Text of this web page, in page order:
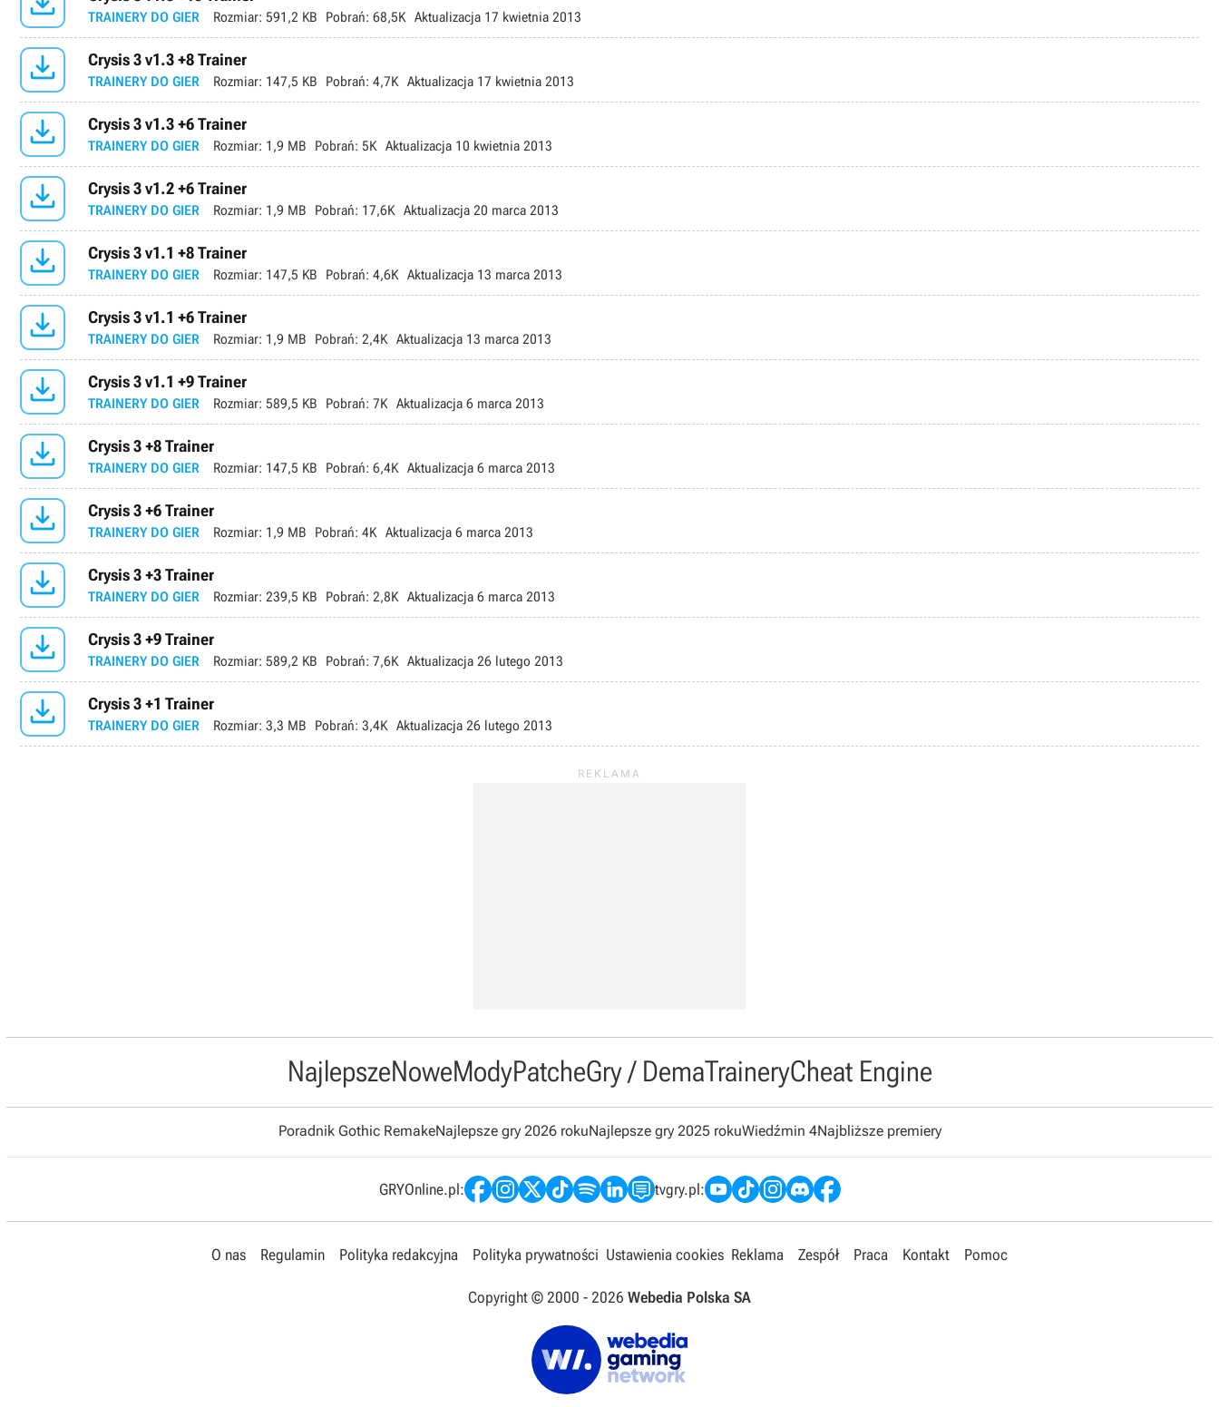
TRAINERY DO GIER Rozmiar: 591,2 KB Pobrań: 68,5K Aktualizacja 17 kwietnia 2013
 Crysis 3 v1.3 +8 Trainer
TRAINERY DO GIER Rozmiar: 147,5 KB Pobrań: 4,7K Aktualizacja 17 kwietnia 2013
 Crysis 3 v1.3 +6 Trainer
TRAINERY DO GIER Rozmiar: 1,9 MB Pobrań: 5K Aktualizacja 10 kwietnia 2013
 Crysis 3 v1.2 +6 Trainer
TRAINERY DO GIER Rozmiar: 1,9 MB Pobrań: 17,6K Aktualizacja 20 marca 2013
 Crysis 3 v1.1 +8 Trainer
TRAINERY DO GIER Rozmiar: 147,5 KB Pobrań: 4,6K Aktualizacja 13 marca 2013
 Crysis 3 v1.1 +6 Trainer
TRAINERY DO GIER Rozmiar: 1,9 MB Pobrań: 2,4K Aktualizacja 13 marca 2013
 Crysis 3 v1.1 +9 Trainer
TRAINERY DO GIER Rozmiar: 589,5 KB Pobrań: 7K Aktualizacja 6 marca 2013
 Crysis 3 +8 Trainer
TRAINERY DO GIER Rozmiar: 147,5 KB Pobrań: 6,4K Aktualizacja 6 marca 2013
 Crysis 3 +6 Trainer
TRAINERY DO GIER Rozmiar: 1,9 MB Pobrań: 4K Aktualizacja 6 marca 2013
 Crysis 3 +3 Trainer
TRAINERY DO GIER Rozmiar: 239,5 KB Pobrań: 2,8K Aktualizacja 6 marca 2013
 Crysis 3 +9 Trainer
TRAINERY DO GIER Rozmiar: 589,2 KB Pobrań: 7,6K Aktualizacja 26 lutego 2013
 Crysis 3 +1 Trainer
TRAINERY DO GIER Rozmiar: 3,3 MB Pobrań: 3,4K Aktualizacja 26 lutego 2013
NajlepszeNoweModyPatcheGry / DemaTraineryCheat Engine
Poradnik Gothic RemakeNajlepsze gry 2026 rokuNajlepsze gry 2025 rokuWiedźmin 4Najbliższe premiery
GRYOnline.pl: tvgry.pl:
O nas Regulamin Polityka redakcyjna Polityka prywatności Ustawienia cookies Reklama Zespół Praca Kontakt Pomoc
Copyright © 2000 - 2026 Webedia Polska SA